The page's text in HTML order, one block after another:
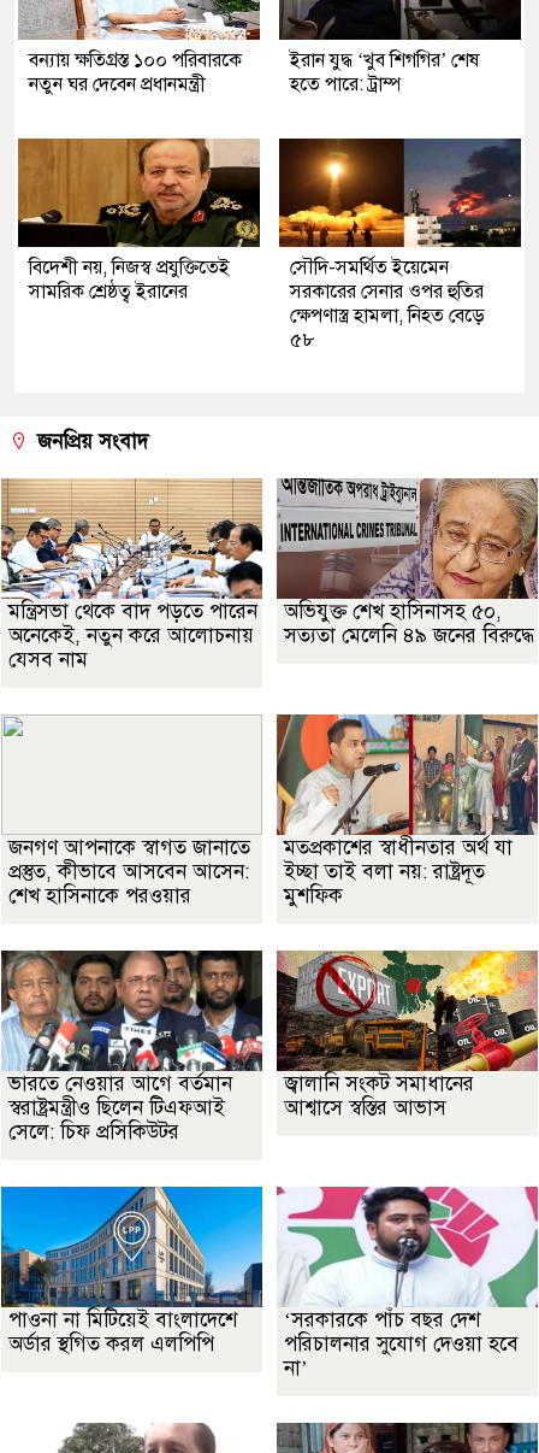
বন্যায় ক্ষতিগ্রস্ত ১০০ পরিবারকে
নতুন ঘর দেবেন প্রধানমন্ত্রী
ইরান যুদ্ধ ‘খুব শিগগির’ শেষ
হতে পারে: ট্রাম্প
বিদেশী নয়, নিজস্ব প্রযুক্তিতেই
সামরিক শ্রেষ্ঠত্ব ইরানের
সৌদি-সমর্থিত ইয়েমেন
সরকারের সেনার ওপর হুতির
ক্ষেপণাস্ত্র হামলা, নিহত বেড়ে
৫৮
জনপ্রিয় সংবাদ
মন্ত্রিসভা থেকে বাদ পড়তে পারেন
অনেকেই, নতুন করে আলোচনায়
যেসব নাম
অভিযুক্ত শেখ হাসিনাসহ ৫০,
সত্যতা মেলেনি ৪৯ জনের বিরুদ্ধে
জনগণ আপনাকে স্বাগত জানাতে
প্রস্তুত, কীভাবে আসবেন আসেন:
শেখ হাসিনাকে পরওয়ার
মতপ্রকাশের স্বাধীনতার অর্থ যা
ইচ্ছা তাই বলা নয়: রাষ্ট্রদূত
মুশফিক
ভারতে নেওয়ার আগে বর্তমান
স্বরাষ্ট্রমন্ত্রীও ছিলেন টিএফআই
সেলে: চিফ প্রসিকিউটর
জ্বালানি সংকট সমাধানের
আশ্বাসে স্বস্তির আভাস
পাওনা না মিটিয়েই বাংলাদেশে
অর্ডার স্থগিত করল এলপিপি
‘সরকারকে পাঁচ বছর দেশ
পরিচালনার সুযোগ দেওয়া হবে
না’